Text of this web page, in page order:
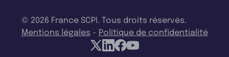
© 2026 France SCPI. Tous droits réservés.
Mentions légales - Politique de confidentialité